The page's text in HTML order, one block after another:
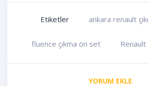
Etiketler ankara renault
fluence çıkma ön set Renault
YORUM EKLE